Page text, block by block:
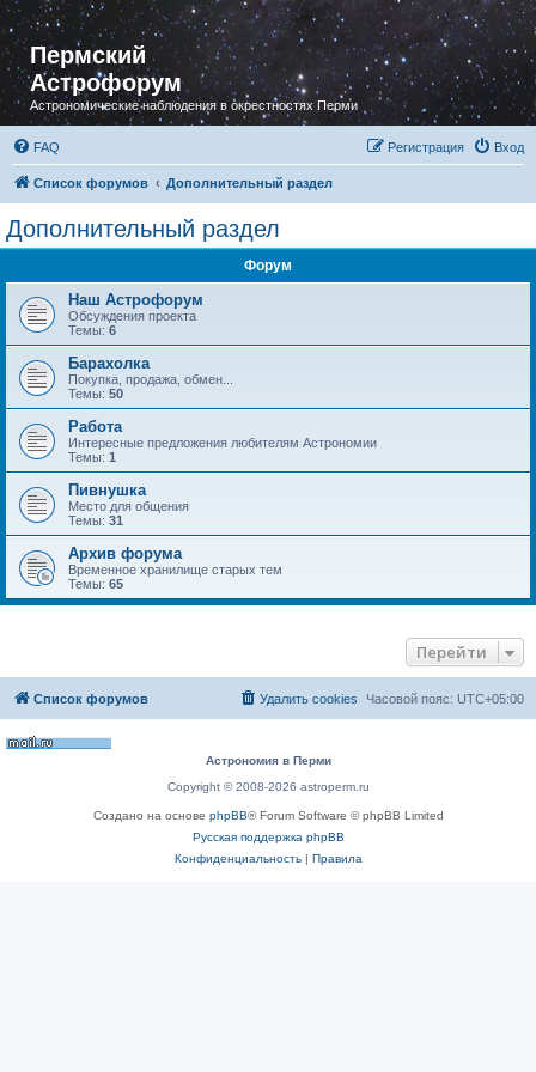
Пермский
Астрофорум
Астрономические наблюдения в окрестностях Перми
FAQ Вход
Регистрация
Список форумов Дополнительный раздел
Дополнительный раздел
Форум
Наш Астрофорум
Обсуждения проекта
Темы: 6
Барахолка
Покупка, продажа, обмен...
Темы: 50
Работа
Интересные предложения любителям Астрономии
Темы: 1
Пивнушка
Место для общения
Темы: 31
Архив форума
Временное хранилище старых тем
Темы: 65
Перейти
Список форумов Часовой пояс: UTC+05:00
Удалить cookies
Астрономия в Перми
Copyright © 2008-2026 astroperm.ru
Создано на основе phpBB® Forum Software © phpBB Limited
Русская поддержка phpBB
Конфиденциальность| Правила